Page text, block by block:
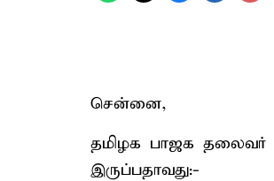
சென்னை,
தமிழக பாஜக தலைவர்
இருப்பதாவது:-